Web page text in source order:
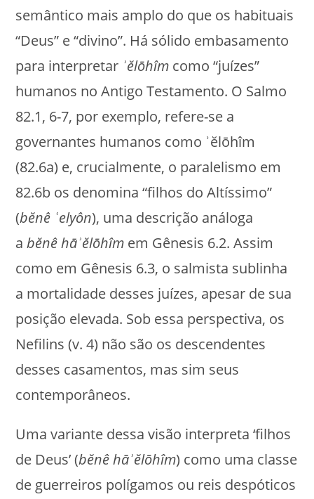
semântico mais amplo do que os habituais
“Deus” e “divino”. Há sólido embasamento
para interpretar ʾĕlōhîm como “juízes”
humanos no Antigo Testamento. O Salmo
82.1, 6-7, por exemplo, refere-se a
governantes humanos como ʾĕlōhîm
(82.6a) e, crucialmente, o paralelismo em
82.6b os denomina “filhos do Altíssimo”
(bĕnê ʿelyôn), uma descrição análoga
abĕnê hāʾĕlōhîm em Gênesis 6.2. Assim
como em Gênesis 6.3, o salmista sublinha
a mortalidade desses juízes, apesar de sua
posição elevada. Sob essa perspectiva, os
Nefilins (v. 4) não são os descendentes
desses casamentos, mas sim seus
contemporâneos.
Uma variante dessa visão interpreta ‘filhos
de Deus’ (bĕnê hāʾĕlōhîm) como uma classe
de guerreiros polígamos ou reis despóticos